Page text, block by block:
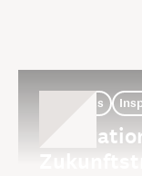
Thoughts